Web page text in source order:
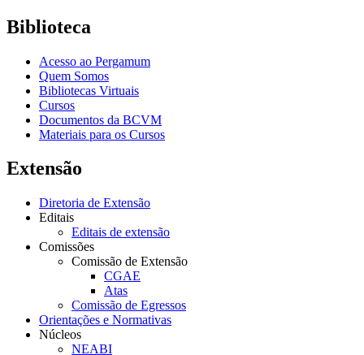
Biblioteca
Acesso ao Pergamum
Quem Somos
Bibliotecas Virtuais
Cursos
Documentos da BCVM
Materiais para os Cursos
Extensão
Diretoria de Extensão
Editais
Editais de extensão
Comissões
Comissão de Extensão
CGAE
Atas
Comissão de Egressos
Orientações e Normativas
Núcleos
NEABI